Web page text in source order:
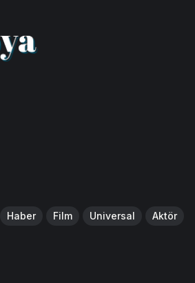
Haber Film Universal Aktör